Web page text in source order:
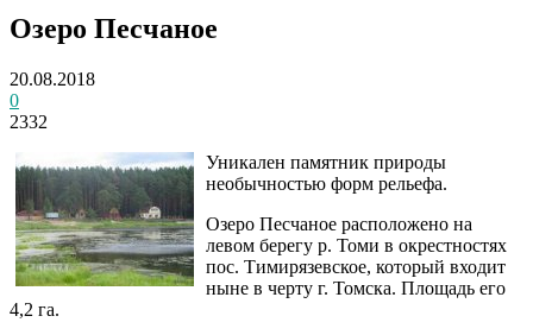
Озеро Песчаное
20.08.2018
0
2332
Уникален памятник природы
необычностью форм рельефа.
Озеро Песчаное расположено на
левом берегу р. Томи в окрестностях
пос. Тимирязевское, который входит
ныне в черту г. Томска. Площадь его
4,2 га.